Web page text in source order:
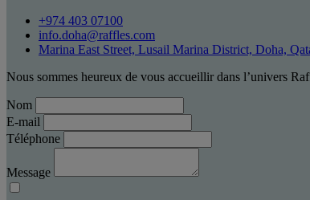
+974 403 07100
info.doha@raffles.com
Marina East Street, Lusail Marina District, Doha,
Nous sommes heureux de vous accueillir dans l’univers
Nom
E-mail
Téléphone
Message